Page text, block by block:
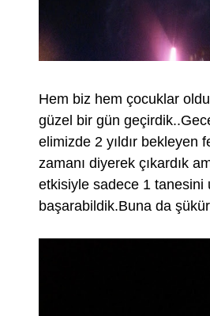
Hem biz hem çocuklar
güzel bir gün
elimizde 2 yıldır bekleyen
zamanı diyerek çıkardık
etkisiyle sadece 1 tanesini
başarabildik.Buna da